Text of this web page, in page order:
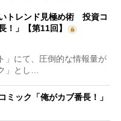
トレンド見極め術 投資コ
！」【第11回】
にて、圧倒的な情報量が
」とし…
ック「俺がカブ番長！」